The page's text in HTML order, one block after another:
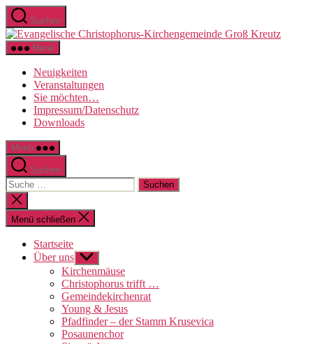
Direkt
zum
Inhalt
wechseln
Suchen
Menü
Neuigkeiten
Veranstaltungen
Sie möchten…
Impressum/Datenschutz
Downloads
Menü
Suchen
Suche
nach:
Suche
schließen
Menü schließen
Startseite
Über uns Untermenü
anzeigen
Kirchenmäuse
Christophorus trifft …
Gemeindekirchenrat
Young & Jesus
Pfadfinder – der Stamm Krusevica
Posaunenchor